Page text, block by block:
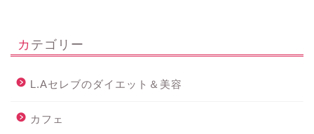
カテゴリー
L.Aセレブのダイエット＆美容
カフェ